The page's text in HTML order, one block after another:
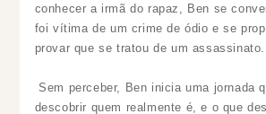
conhecer a irmã do rapaz, Ben se
foi vítima de um crime de ódio e se
provar que se tratou de um assassinato.
Sem perceber, Ben inicia uma jornada
descobrir quem realmente é, e o que